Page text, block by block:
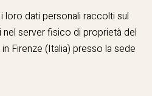
loro dati personali raccolti sul
server fisico di proprietà del
Firenze (Italia) presso la sede